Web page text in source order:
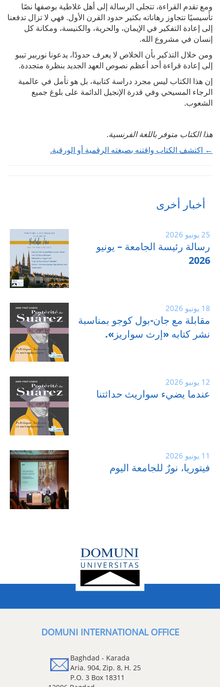
ومع تقدم القراءة، تتجلى الرسالة إلى أهل غلاطية بوصفها نصًا
تأسيسيًا تتجاوز رهاناته بكثير حدود القرن الأول. فهي لا تزال تدفعنا
إلى إعادة التفكير في الإيمان، والحرية، والكنيسة، ومكانة كل
إنسان في مشروع الله.
ومن خلال التذكير بأن الخلاص لا يعرف حدودًا، يدعونا نوربير تيبو
إلى إعادة قراءة أحد أعظم نصوص العهد الجديد بنظرة متجددة.
إن هذا الكتاب ليس مجرد دراسة كتابية، بل هو تأمل في عالمية
الرجاء المسيحي وفي قدرة الإنجيل الدائمة على بلوغ جميع
الشعوب.
هذا الكتاب متوفر باللغة الفرنسية.
← اكتشف الكتاب واقتنه بصيغته الرقمية أو الورقية.
أخبار أخرى
25 يونيو 2026
رسالة رئيسة الجامعة – يونيو
2026
18 يونيو 2026
مقابلة مع جان-بول كوجو بمناسبة
نشر كتابه «إرث سواريز».
12 يونيو 2026
عندما يضيء سواريث حداثتنا
11 يونيو 2026
فيتوريا، نورٌ للجامعة اليوم
DOMUNI INTERNATIONAL OFFICE
Baghdad - Karada
Aria. 904, Zip. 8, H. 25
P.O. 3 Box 18311